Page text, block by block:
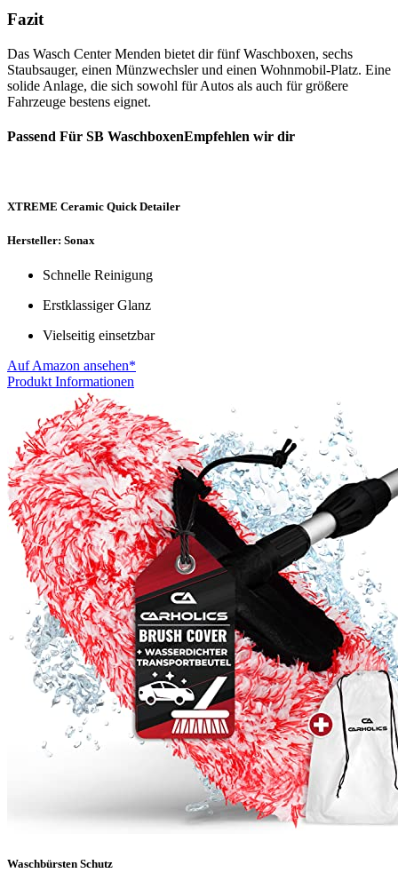
Fazit
Das Wasch Center Menden bietet dir fünf Waschboxen, sechs
Staubsauger, einen Münzwechsler und einen Wohnmobil-Platz. Eine
solide Anlage, die sich sowohl für Autos als auch für größere
Fahrzeuge bestens eignet.
Passend Für SB WaschboxenEmpfehlen wir dir
XTREME Ceramic Quick Detailer
Hersteller: Sonax
Schnelle Reinigung
Erstklassiger Glanz
Vielseitig einsetzbar
Auf Amazon ansehen*
Produkt Informationen
Waschbürsten Schutz